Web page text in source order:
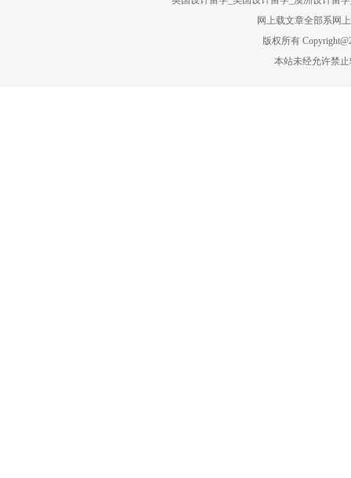
网上载文章全部系网上
版权所有
本站未经允许禁